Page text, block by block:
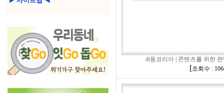
di동코리아 | 콘텐츠를 위한
[조회수 :